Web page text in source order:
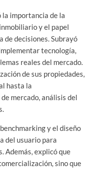
importancia de la
y el papel
de decisiones. Subrayó
tecnología,
reales del mercado.
de sus propiedades,
hasta la
mercado, análisis del
y el diseño
del usuario para
Además, explicó que
sino que